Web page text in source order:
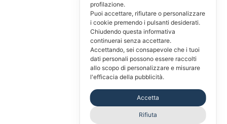
profilazione.
Puoi accettare, rifiutare o personalizzare
i cookie premendo i pulsanti desiderati.
Chiudendo questa informativa
continuerai senza accettare.
Accettando, sei consapevole che i tuoi
dati personali possono essere raccolti
allo scopo di personalizzare e misurare
l'efficacia della pubblicità.
Accetta
Rifiuta